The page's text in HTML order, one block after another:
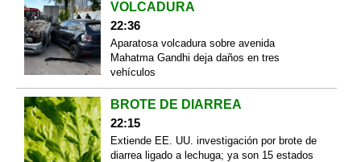
VOLCADURA
22:36
Aparatosa volcadura sobre avenida
Mahatma Gandhi deja daños en tres
vehículos
BROTE DE DIARREA
22:15
Extiende EE. UU. investigación por brote de
diarrea ligado a lechuga; ya son 15 estados